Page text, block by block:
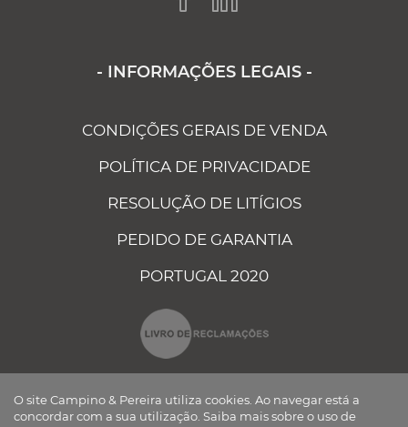
- INFORMAÇÕES LEGAIS -
CONDIÇÕES GERAIS DE VENDA
POLÍTICA DE PRIVACIDADE
RESOLUÇÃO DE LITÍGIOS
PEDIDO DE GARANTIA
PORTUGAL 2020
O site Campino & Pereira utiliza cookies. Ao navegar está a
concordar com a sua utilização. Saiba mais sobre o uso de